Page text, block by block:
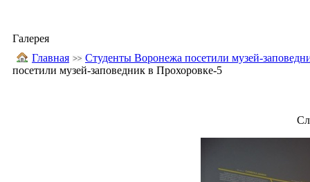
Галерея
Главная
Студенты Воронежа посетили музей-
посетили музей-заповедник в Прохоровке-5